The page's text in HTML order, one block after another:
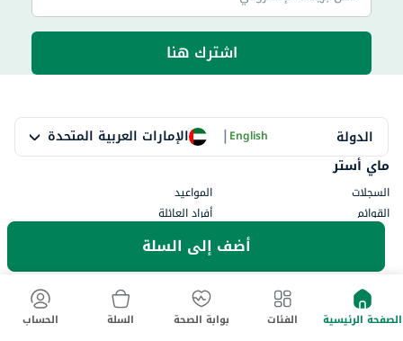
أضف إلى السلة
اشترك هنا
الدولة الإمارات العربية المتحدة |English
ماي أستر
السجلات
المواعيد
القوائم
أفراد العائلة
myWellth
استشر
احجز طبيب
جميع التخصصات
استشارة فورية
جميع المنشآت الصفحة الرئيسية الفئات بوابة الصحة السلة الحساب